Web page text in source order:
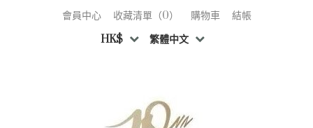
會員中心 收藏清單（0） 購物車
結帳
HK$
繁體中文